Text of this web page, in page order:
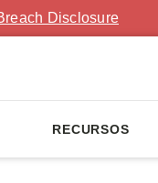
Disclosure
RECURSOS